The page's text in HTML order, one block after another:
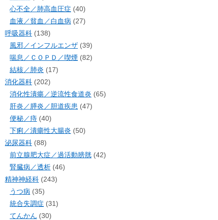
心不全／肺高血圧症 (40)
血液／貧血／白血病 (27)
呼吸器科 (138)
風邪／インフルエンザ (39)
喘息／ＣＯＰＤ／喫煙 (82)
結核／肺炎 (17)
消化器科 (202)
消化性潰瘍／逆流性食道炎 (65)
肝炎／膵炎／胆道疾患 (47)
便秘／痔 (40)
下痢／潰瘍性大腸炎 (50)
泌尿器科 (88)
前立腺肥大症／過活動膀胱 (42)
腎臓病／透析 (46)
精神神経科 (243)
うつ病 (35)
統合失調症 (31)
てんかん (30)